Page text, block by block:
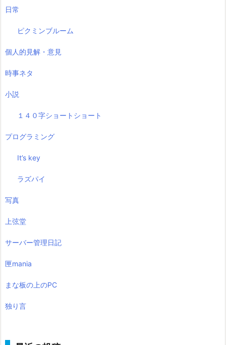
日常
ピクミンブルーム
個人的見解・意見
時事ネタ
小説
１４０字ショートショート
プログラミング
It’s key
ラズパイ
写真
上弦堂
サーバー管理日記
匣mania
まな板の上のPC
独り言